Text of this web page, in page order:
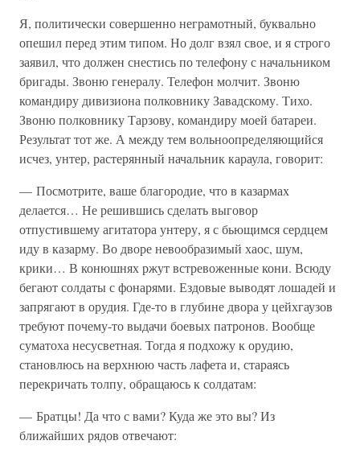
Я, политически совершенно неграмотный, буквально
опешил перед этим типом. Но долг взял свое, и я строго
заявил, что должен снестись по телефону с начальником
бригады. Звоню генералу. Телефон молчит. Звоню
командиру дивизиона полковнику Завадскому. Тихо.
Звоню полковнику Тарзову, командиру моей батареи.
Результат тот же. А между тем вольноопределяющийся
исчез, унтер, растерянный начальник караула, говорит:
— Посмотрите, ваше благородие, что в казармах
делается… Не решившись сделать выговор
отпустившему агитатора унтеру, я с бьющимся сердцем
иду в казарму. Во дворе невообразимый хаос, шум,
крики… В конюшнях ржут встревоженные кони. Всюду
бегают солдаты с фонарями. Ездовые выводят лошадей и
запрягают в орудия. Где-то в глубине двора у цейхгаузов
требуют почему-то выдачи боевых патронов. Вообще
суматоха несусветная. Тогда я подхожу к орудию,
становлюсь на верхнюю часть лафета и, стараясь
перекричать толпу, обращаюсь к солдатам:
— Братцы! Да что с вами? Куда же это вы? Из
ближайших рядов отвечают: